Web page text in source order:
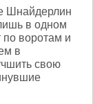
Шнайдерлин
в одном
воротам и
в
свою